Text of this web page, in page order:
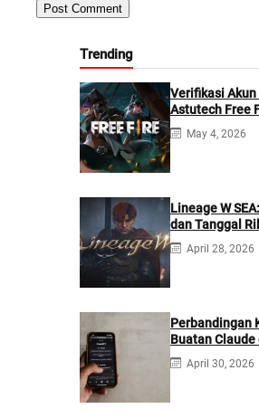
Trending
Verifikasi Akun
Astutech Free
May 4, 2026
Lineage W
dan Tanggal
April 28, 2026
Perbandingan
Buatan Claude
ChatGPT: Mana
Lebih Baik?
April 30, 2026